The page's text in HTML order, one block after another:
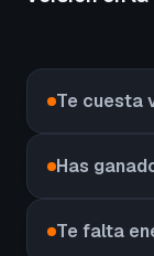
Te cuesta
Has
Te falta